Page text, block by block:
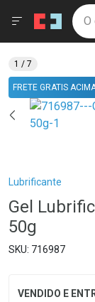
Drogaria
Ir direto para
Ir direto para
Ir direto para
Ir direto para a
Ir direto para
Ir direto para
Ir direto para
Ir direto para o
Faça a
O
Menu
Breadcrumb
Lubrificante
Gel
50g
716987
FRETE GRATIS
1 / 7